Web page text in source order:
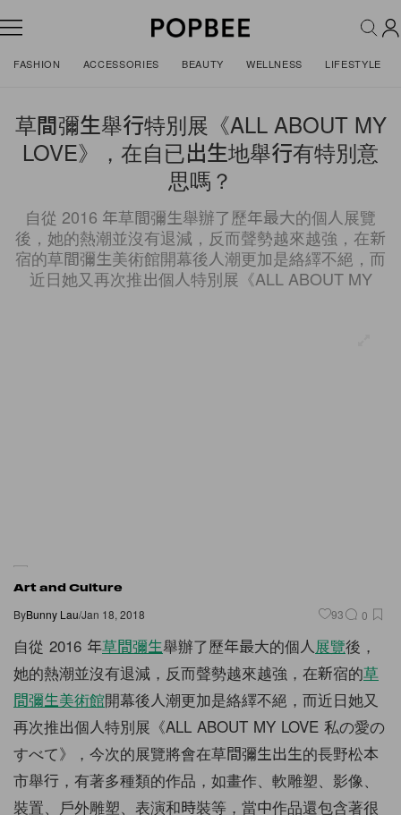
FASHION ACCESSORIES BEAUTY WELLNESS LIFESTYLE
草間彌生舉行特別展《ALL ABOUT MY
LOVE》，在自已出生地舉行有特別意
思嗎？
自從 2016 年草間彌生舉辦了歷年最大的個人展覽
後，她的熱潮並沒有退減，反而聲勢越來越強，在新
宿的草間彌生美術館開幕後人潮更加是絡繹不絕，而
近日她又再次推出個人特別展《ALL ABOUT MY
Art and Culture
ByBunny Lau/Jan 18, 2018 93 0
自從 2016 年草間彌生舉辦了歷年最大的個人 展覽後，
她的熱潮並沒有退減，反而聲勢越來越強，在新宿的草
間彌生美術館開幕後人潮更加是絡繹不絕，而近日她又
再次推出個人特別展《ALL ABOUT MY LOVE 私の愛の
すべて》，今次的展覽將會在草間彌生出生的長野松本
市舉行，有著多種類的作品，如畫作、軟雕塑、影像、
裝置、戶外雕塑、表演和時裝等，當中作品還包含著很